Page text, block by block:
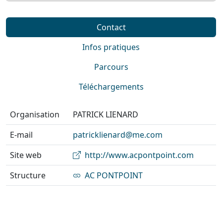
Contact
Infos pratiques
Parcours
Téléchargements
Organisation
PATRICK LIENARD
E-mail
patricklienard@me.com
Site web
http://www.acpontpoint.com
Structure
AC PONTPOINT